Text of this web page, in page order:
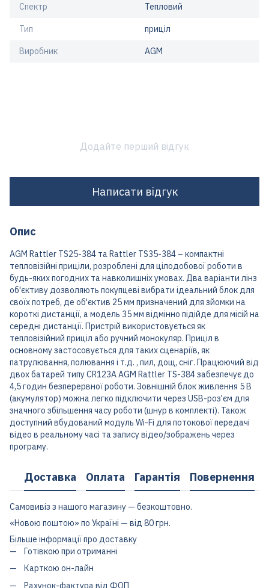
Спектр Тепловий
Тип приціл
Виробник AGM
Додайте перший відгук
Написати відгук
Опис
AGM Rattler TS25-384 та Rattler TS35-384 – компактні
тепловізійні приціли, розроблені для цілодобової роботи в
будь-яких погодних та навколишніх умовах. Два варіанти лінз
об'єктиву дозволяють покупцеві вибрати ідеальний блок для
своїх потреб, де об'єктив 25 мм призначений для зйомки на
короткі дистанції, а модель 35 мм відмінно підійде для місій на
середні дистанції. Пристрій використовується як
тепловізійний приціл або ручний монокуляр. Приціл в
основному застосовується для таких сценаріїв, як
патрулювання, полювання і т.д. , пил, дощ, сніг. Працюючий від
двох батарей типу CR123A AGM Rattler TS-384 забезпечує до
4,5 годин безперервної роботи. Зовнішній блок живлення 5 В
(акумулятор) можна легко підключити через USB-роз'єм для
значного збільшення часу роботи (шнур в комплекті). Також
доступний вбудований модуль Wi-Fi для потокової передачі
відео в реальному часі та запису відео/зображень через
програму.
Доставка Оплата Гарантія Повернення
Самовивіз з нашого магазину — безкоштовно.
«Новою поштою» по Україні — від 80 грн.
Більше інформації про доставку
Готівкою при отриманні
Карткою он-лайн
Рахунок-фактура від ФОП